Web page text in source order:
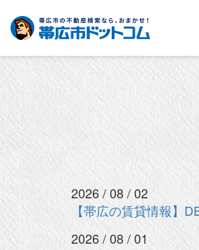
2026 / 08 / 02
【帯広の賃貸情報】
2026 / 08 / 01